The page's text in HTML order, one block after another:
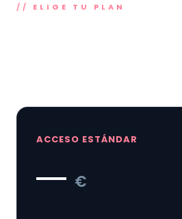
ELIGE TU PLAN
ACCESO ESTÁNDAR
— €